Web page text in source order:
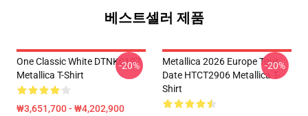
베스트셀러 제품
One Classic White DTNK0107
Metallica T-Shirt
₩3,651,700 - ₩4,202,900
-20%
Metallica 2026 Europe Tour
Date HTCT2906 Metallica T-
Shirt
-20%